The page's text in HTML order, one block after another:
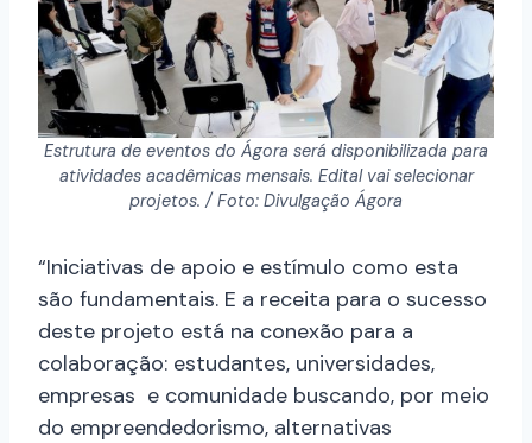
Estrutura de eventos do Ágora será disponibilizada para
atividades acadêmicas mensais. Edital vai selecionar
projetos. / Foto: Divulgação Ágora
“Iniciativas de apoio e estímulo como esta
são fundamentais. E a receita para o sucesso
deste projeto está na conexão para a
colaboração: estudantes, universidades,
empresas e comunidade buscando, por meio
do empreendedorismo, alternativas